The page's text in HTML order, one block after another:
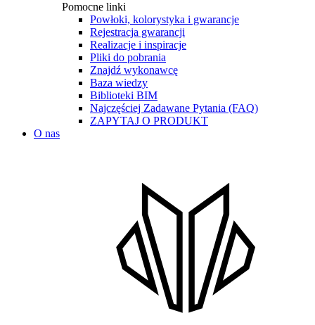
Pomocne linki
Powłoki, kolorystyka i gwarancje
Rejestracja gwarancji
Realizacje i inspiracje
Pliki do pobrania
Znajdź wykonawcę
Baza wiedzy
Biblioteki BIM
Najczęściej Zadawane Pytania (FAQ)
ZAPYTAJ O PRODUKT
O nas